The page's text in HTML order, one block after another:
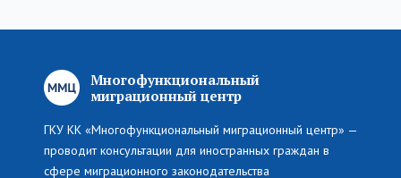
Многофункциональный
миграционный центр
ГКУ КК «Многофункциональный миграционный центр» —
проводит консультации для иностранных граждан в
сфере миграционного законодательства